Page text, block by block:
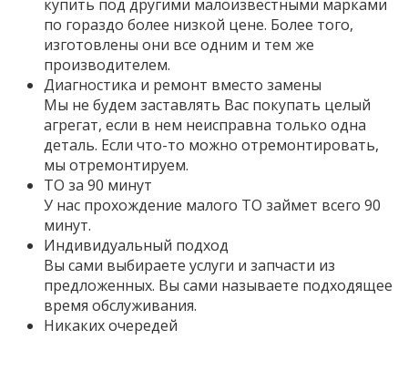
купить под другими малоизвестными марками
по гораздо более низкой цене. Более того,
изготовлены они все одним и тем же
производителем.
Диагностика и ремонт вместо замены
Мы не будем заставлять Вас покупать целый
агрегат, если в нем неисправна только одна
деталь. Если что-то можно отремонтировать,
мы отремонтируем.
ТО за 90 минут
У нас прохождение малого ТО займет всего 90
минут.
Индивидуальный подход
Вы сами выбираете услуги и запчасти из
предложенных. Вы сами называете подходящее
время обслуживания.
Никаких очередей